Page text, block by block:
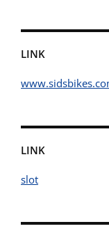
LINK
LINK
slot